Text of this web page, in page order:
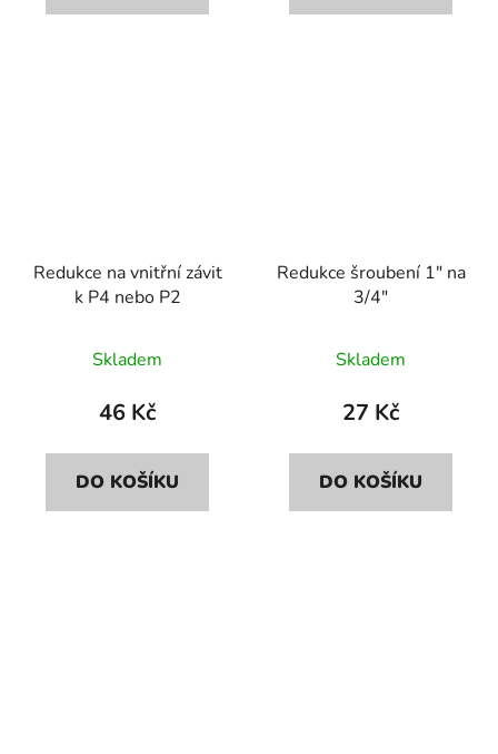
Redukce na vnitřní závit
k P4 nebo P2
Skladem
46 Kč
DO KOŠÍKU
Redukce šroubení 1" na
3/4"
Skladem
27 Kč
DO KOŠÍKU